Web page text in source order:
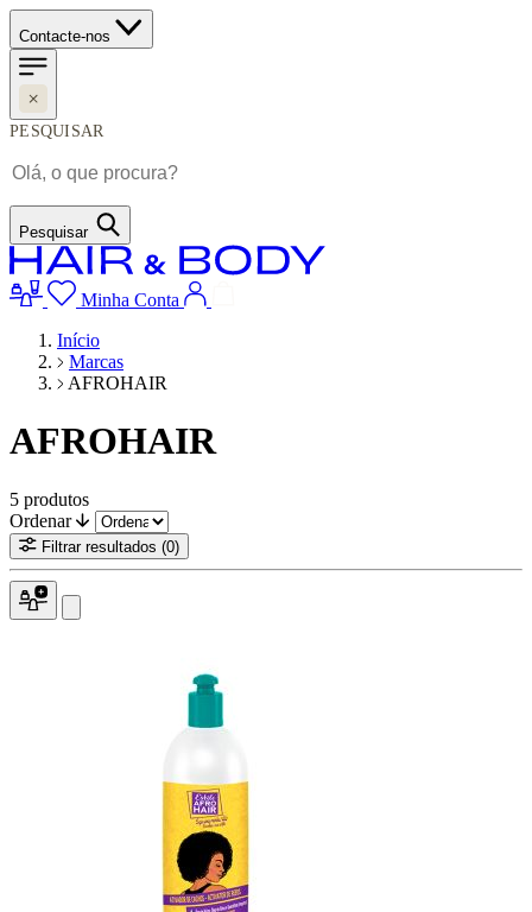
Contacte-nos
PESQUISAR
Pesquisar
Minha Conta
Início
Marcas
AFROHAIR
AFROHAIR
5 produtos
Ordenar
Filtrar resultados (0)